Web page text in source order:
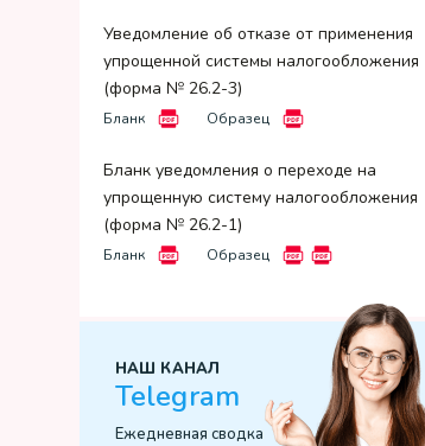
Уведомление об отказе от применения
упрощенной системы налогообложения
(форма № 26.2-3)
Бланк Образец
Бланк уведомления о переходе на
упрощенную систему налогообложения
(форма № 26.2-1)
Бланк Образец
НАШ КАНАЛ
Telegram
Ежедневная сводка